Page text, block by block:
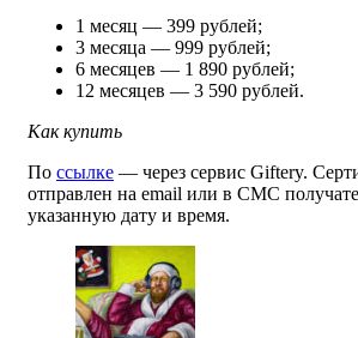
1 месяц — 399 рублей;
3 месяца — 999 рублей;
6 месяцев — 1 890 рублей;
12 месяцев — 3 590 рублей.
Как купить
По ссылке — через сервис Giftery.
отправлен на email или в СМС
указанную дату и время.